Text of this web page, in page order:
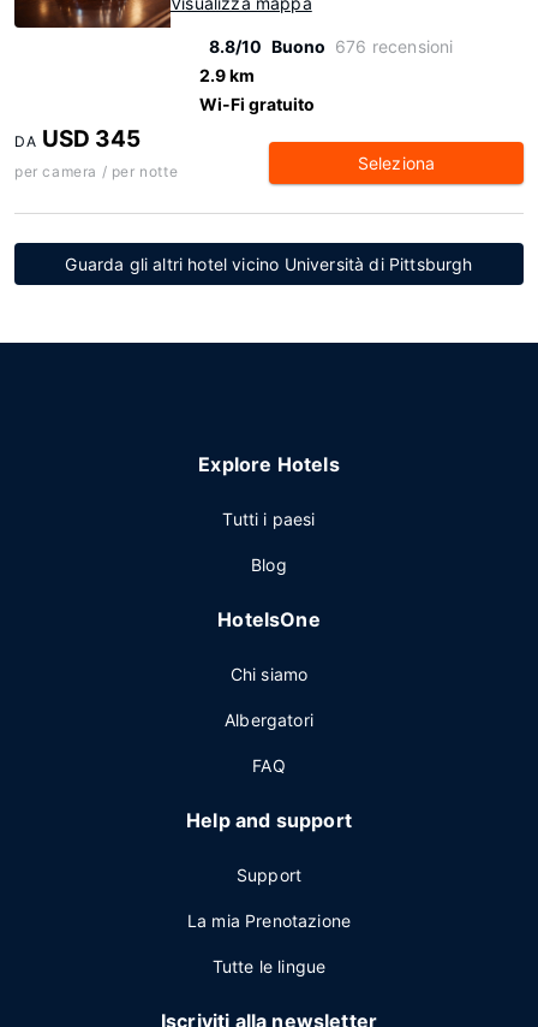
8.8/10 Buono 676 recensioni
2.9 km
Wi-Fi gratuito
DA USD 345
per camera / per notte Seleziona
Guarda gli altri hotel vicino Università di Pittsburgh
Explore Hotels
Tutti i paesi
Blog
HotelsOne
Chi siamo
Albergatori
FAQ
Help and support
Support
La mia Prenotazione
Tutte le lingue
Iscriviti alla newsletter